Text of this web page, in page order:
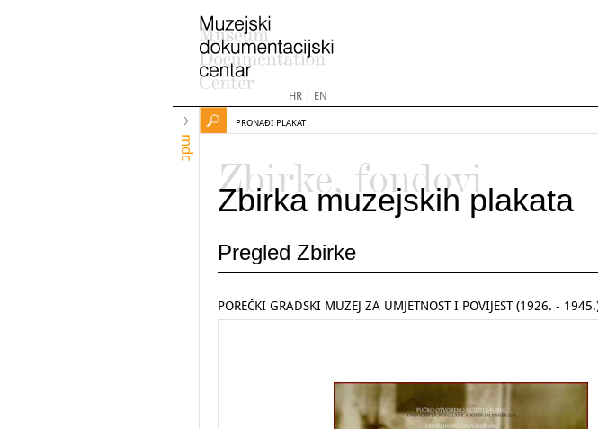
HR| EN
mdc
PRONAĐI PLAKAT
Zbirke, fondovi
Zbirka muzejskih plakata
Pregled Zbirke
POREČKI GRADSKI MUZEJ ZA UMJETNOST I POVIJEST (1926. -